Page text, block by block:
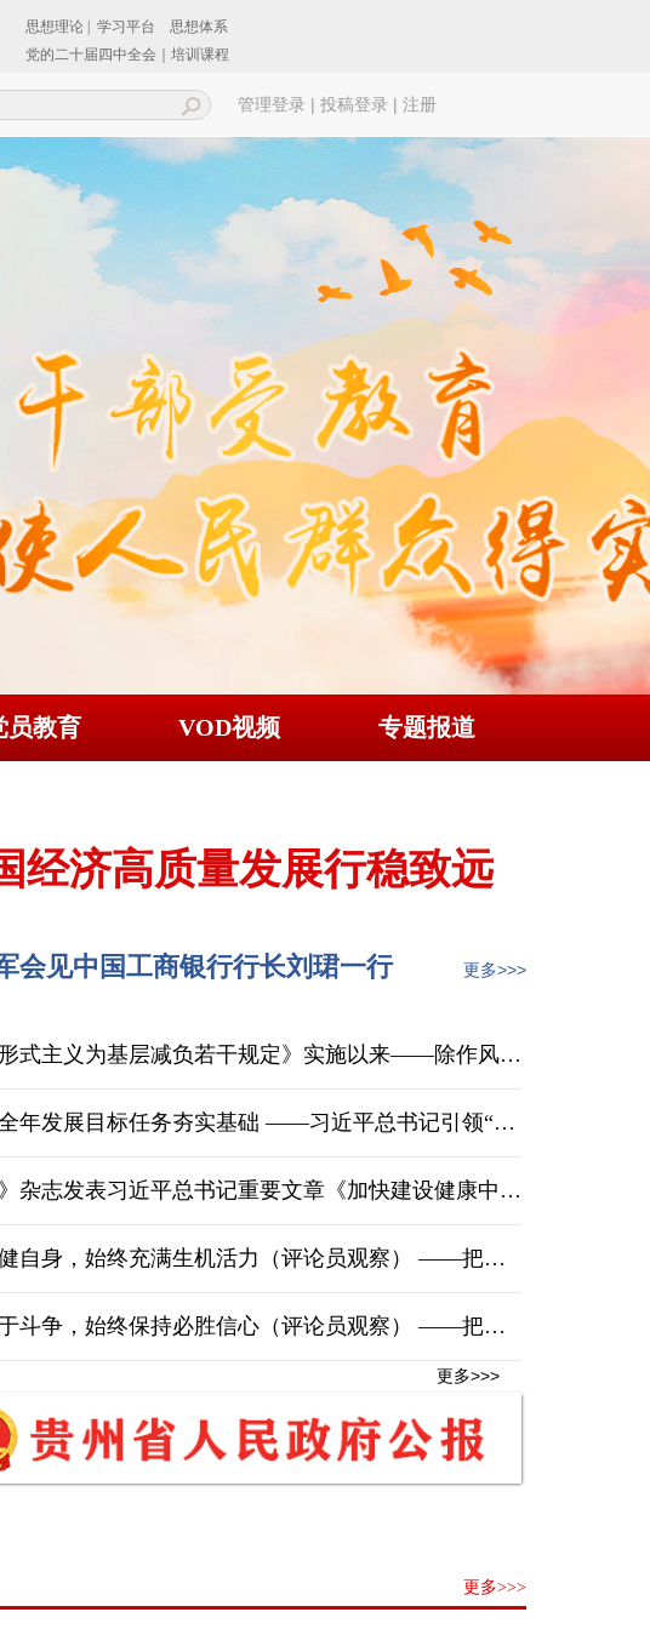
管理登录 | 投稿登录 | 注册
员教育 VOD视频 专题报道
济高质量发展行稳致远
更多>>>
会见中国工商银行行长刘珺一行
我省精深用矿推动矿产实现高附加值
式主义为基层减负若干规定》实施以来——除作风之弊 兴实干之风
展目标任务夯实基础 ——习近平总书记引领“十五五”开局之年中国经济破浪前行
杂志发表习近平总书记重要文章《加快建设健康中国》
身，始终充满生机活力（评论员观察） ——把党的优秀特质不断发扬光大⑥
争，始终保持必胜信心（评论员观察） ——把党的优秀特质不断发扬光大⑤
更多>>>
更多>>>